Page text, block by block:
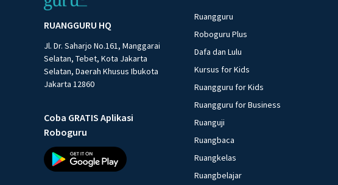
RUANGGURU HQ
Jl. Dr. Saharjo No.161, Manggarai
Selatan, Tebet, Kota Jakarta
Selatan, Daerah Khusus Ibukota
Jakarta 12860
Coba GRATIS Aplikasi
Roboguru
Ruangguru
Roboguru Plus
Dafa dan Lulu
Kursus for Kids
Ruangguru for Kids
Ruangguru for Business
Ruanguji
Ruangbaca
Ruangkelas
Ruangbelajar